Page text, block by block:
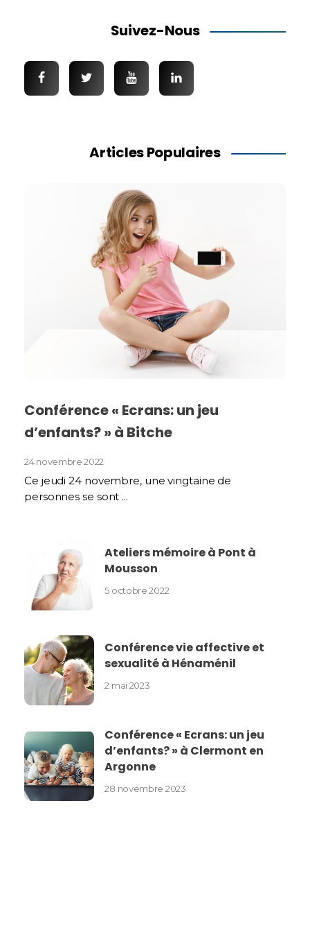
Suivez-Nous
Articles Populaires
Conférence « Ecrans: un jeu
d’enfants? » à Bitche
24 novembre 2022
Ce jeudi 24 novembre, une vingtaine de
personnes se sont ...
Ateliers mémoire à Pont à
Mousson
5 octobre 2022
Conférence vie affective et
sexualité à Hénaménil
2 mai 2023
Conférence « Ecrans: un jeu
d’enfants? » à Clermont en
Argonne
28 novembre 2023